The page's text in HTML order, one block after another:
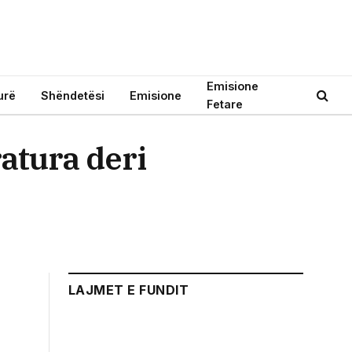
Shëndetësi Emisione
Emisione
Fetare
deri
LAJMET E FUNDIT